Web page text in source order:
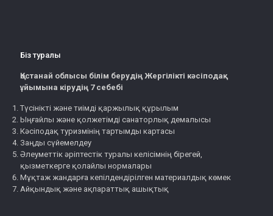
Біз туралы
Қостанай облысы білім берудің Жергілікті кәсіподақ
ұйымына кірудің 7 себебі
Түсінікті және тиімді қаржылық құрылым
Ыңғайлы және қолжетімді санаторлық демалысы
Кәсіподақ туризмінің тартымды картасы
Заңды сүйемелдеу
Әлеуметтік әріптестік туралы келісімнің бірегей,
қызметкерге қолайлы нормалары
Мұқтаж жандарға кепілдендірілген материалдық көмек
Айқындық және ақпараттық ашықтық